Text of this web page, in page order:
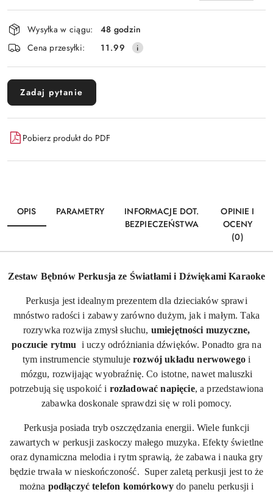
Wyślij
Dostępność
i
dostawa
Wysyłka w ciągu:
48 godzin
Cena przesyłki:
11.99
Zadaj pytanie
Pobierz produkt do PDF
OPIS PARAMETRY
INFORMACJE DOT.
BEZPIECZEŃSTWA
OPINIE I
OCENY
(0)
Zestaw Bębnów Perkusja ze Światłami i Dźwiękami Karaoke
Perkusja jest idealnym prezentem dla dzieciaków sprawi
mnóstwo radości i zabawy zarówno dużym, jak i małym. Taka
rozrywka rozwija zmysł słuchu, umiejętności muzyczne,
poczucie rytmu i uczy odróżniania dźwięków. Ponadto gra na
tym instrumencie stymulujerozwój układu nerwowegoi
mózgu, rozwijając wyobraźnię. Co istotne, nawet maluszki
potrzebują się uspokoić i rozładować napięcie, a przedstawiona
zabawka doskonale sprawdzi się w roli pomocy.
Perkusja posiada tryb oszczędzania energii. Wiele funkcji
zawartych w perkusji zaskoczy małego muzyka. Efekty świetlne
oraz dynamiczna melodia i rytm sprawią, że zabawa i nauka gry
będzie trwała w nieskończoność. Super zaletą perkusji jest to że
można podłączyć telefon komórkowydo panelu perkusji i